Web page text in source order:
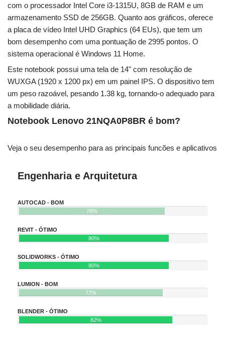
com o processador Intel Core i3-1315U, 8GB de RAM e um
armazenamento SSD de 256GB. Quanto aos gráficos, oferece
a placa de vídeo Intel UHD Graphics (64 EUs), que tem um
bom desempenho com uma pontuação de 2995 pontos. O
sistema operacional é Windows 11 Home.
Este notebook possui uma tela de 14" com resolução de
WUXGA (1920 x 1200 px) em um painel IPS. O dispositivo tem
um peso razoável, pesando 1.38 kg, tornando-o adequado para
a mobilidade diária.
Notebook Lenovo 21NQA0P8BR é bom?
Veja o seu desempenho para as principais funcões e aplicativos
Engenharia e Arquitetura
AUTOCAD - BOM
78%
REVIT - ÓTIMO
80%
SOLIDWORKS - ÓTIMO
80%
LUMION - BOM
77%
BLENDER - ÓTIMO
82%